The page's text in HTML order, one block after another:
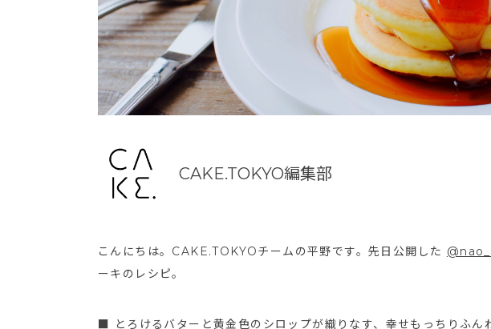
CAKE.TOKYO編集部
こんにちは。CAKE.TOKYOチームの平野です。先日公開した
ーキのレシピ。
■ とろけるバターと黄金色のシロップが織りなす、幸せもっちりふん